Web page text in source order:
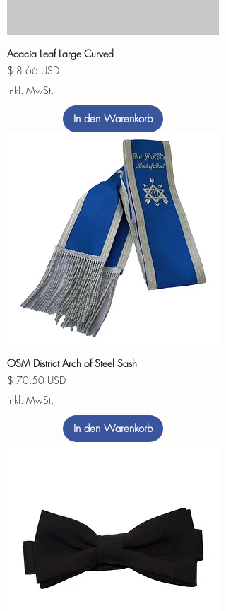
Acacia Leaf Large Curved
Preis
$ 8.66 USD
inkl. MwSt.
In den Warenkorb
OSM District Arch of Steel Sash
Preis
$ 70.50 USD
inkl. MwSt.
In den Warenkorb